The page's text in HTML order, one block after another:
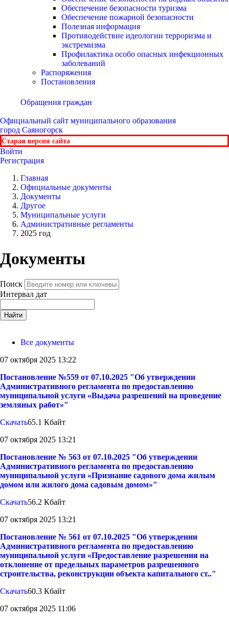
Обеспечение безопасности туризма
Обеспечение пожарной безопасности
Полезная информация
Противодействие идеологии терроризма и
экстремизма
Профилактика особо опасных инфекционных
заболеваний
Распоряжения
Постановления
Обращения граждан
Официальный сайт муниципального образования
город Саяногорск
Старая версия сайта
Войти
Регистрация
Главная
Официальные документы
Документы
Другое
Муниципальные услуги
Административные регламенты
2025 год
Документы
Поиск
Интервал дат
Найти
Все документы
07 октября 2025 13:22
Постановление №559 от 07.10.2025 "Об утверждении
Административного регламента по предоставлению
муниципальной услуги «Выдача разрешений на проведение
земляных работ»"
Скачать65.1 Кбайт
07 октября 2025 13:21
Постановление № 563 от 07.10.2025 "Об утверждении
Административного регламента по предоставлению
муниципальной услуги «Признание садового дома жилым
домом или жилого дома садовым домом»"
Скачать56.2 Кбайт
07 октября 2025 13:21
Постановление № 561 от 07.10.2025 "Об утверждении
Административного регламента по предоставлению
муниципальной услуги «Предоставление разрешения на
отклонение от предельных параметров разрешенного
строительства, реконструкции объекта капитального ст.."
Скачать60.3 Кбайт
07 октября 2025 11:06